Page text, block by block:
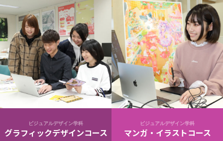
ビジュアルデザイン学科
グラフィックデザインコース
ビジュアルデザイン学科
マンガ・イラストコース